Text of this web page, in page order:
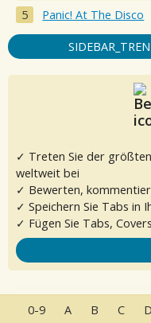
Panic! At The Disco
✓ Treten Sie der
weltweit bei
✓ Bewerten,
✓ Speichern Sie Tabs in
✓ Fügen Sie Tabs,
0-9 A B C D